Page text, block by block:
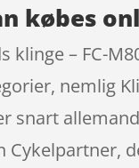
købes
klinge – FC-
nemlig
snart
Cykelpartner,